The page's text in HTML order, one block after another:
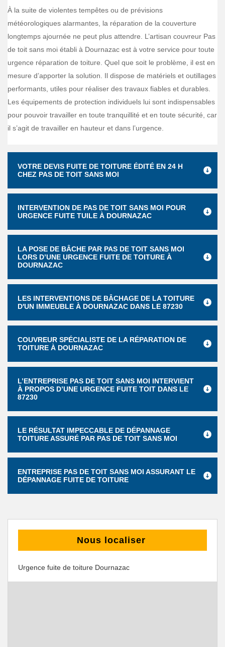
À la suite de violentes tempêtes ou de prévisions
météorologiques alarmantes, la réparation de la couverture
longtemps ajournée ne peut plus attendre. L’artisan couvreur Pas
de toit sans moi établi à Dournazac est à votre service pour toute
urgence réparation de toiture. Quel que soit le problème, il est en
mesure d’apporter la solution. Il dispose de matériels et outillages
performants, utiles pour réaliser des travaux fiables et durables.
Les équipements de protection individuels lui sont indispensables
pour pouvoir travailler en toute tranquillité et en toute sécurité, car
il s’agit de travailler en hauteur et dans l’urgence.
VOTRE DEVIS FUITE DE TOITURE ÉDITÉ EN 24 H
CHEZ PAS DE TOIT SANS MOI
INTERVENTION DE PAS DE TOIT SANS MOI POUR
URGENCE FUITE TUILE À DOURNAZAC
LA POSE DE BÂCHE PAR PAS DE TOIT SANS MOI
LORS D’UNE URGENCE FUITE DE TOITURE À
DOURNAZAC
LES INTERVENTIONS DE BÂCHAGE DE LA TOITURE
D'UN IMMEUBLE À DOURNAZAC DANS LE 87230
COUVREUR SPÉCIALISTE DE LA RÉPARATION DE
TOITURE À DOURNAZAC
L’ENTREPRISE PAS DE TOIT SANS MOI INTERVIENT
À PROPOS D’UNE URGENCE FUITE TOIT DANS LE
87230
LE RÉSULTAT IMPECCABLE DE DÉPANNAGE
TOITURE ASSURÉ PAR PAS DE TOIT SANS MOI
ENTREPRISE PAS DE TOIT SANS MOI ASSURANT LE
DÉPANNAGE FUITE DE TOITURE
Nous localiser
Urgence fuite de toiture Dournazac